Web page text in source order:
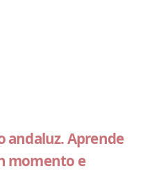
andaluz. Aprende
momento e